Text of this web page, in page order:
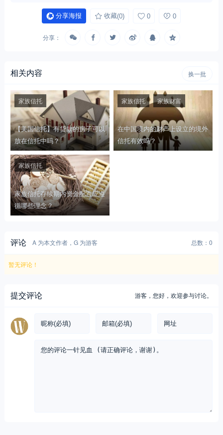
分享海报 收藏(0) 0 0
分享：
相关内容 换一批
【美国信托】有贷款的房子可以
放在信托中吗？
家族信托
在中国境内的财产上设立的境外
信托有效吗？
家族信托 家族财富
家族信托存续期内资金配置应遵
循哪些理念？
家族信托
评论 A 为本文作者，G 为游客 总数：0
暂无评论！
提交评论 游客，您好，欢迎参与讨论。